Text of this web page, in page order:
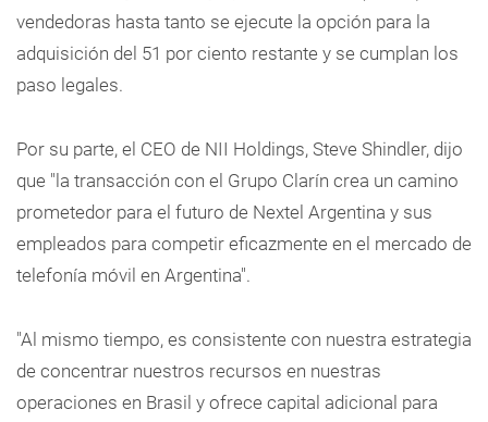
vendedoras hasta tanto se ejecute la opción para la
adquisición del 51 por ciento restante y se cumplan los
paso legales.
Por su parte, el CEO de NII Holdings, Steve Shindler, dijo
que "la transacción con el Grupo Clarín crea un camino
prometedor para el futuro de Nextel Argentina y sus
empleados para competir eficazmente en el mercado de
telefonía móvil en Argentina".
"Al mismo tiempo, es consistente con nuestra estrategia
de concentrar nuestros recursos en nuestras
operaciones en Brasil y ofrece capital adicional para